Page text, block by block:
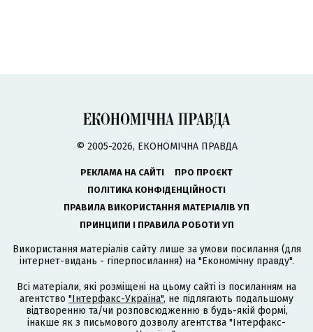
© 2005-2026, ЕКОНОМІЧНА ПРАВДА
РЕКЛАМА НА САЙТІ
ПРО ПРОЄКТ
ПОЛІТИКА КОНФІДЕНЦІЙНОСТІ
ПРАВИЛА ВИКОРИСТАННЯ МАТЕРІАЛІВ УП
ПРИНЦИПИ І ПРАВИЛА РОБОТИ УП
Використання матеріалів сайту лише за умови посилання (для
інтернет-видань - гіперпосилання) на "Економічну правду".
Всі матеріали, які розміщені на цьому сайті із посиланням на
агентство "Інтерфакс-Україна", не підлягають подальшому
відтворенню та/чи розповсюдженню в будь-якій формі,
інакше як з письмового дозволу агентства "Інтерфакс-